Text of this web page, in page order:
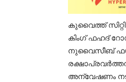
കുവൈത്ത്
കിംഗ് ഫഹദ്
നുവൈസീബ് ഫയർ
അന്വേഷണം